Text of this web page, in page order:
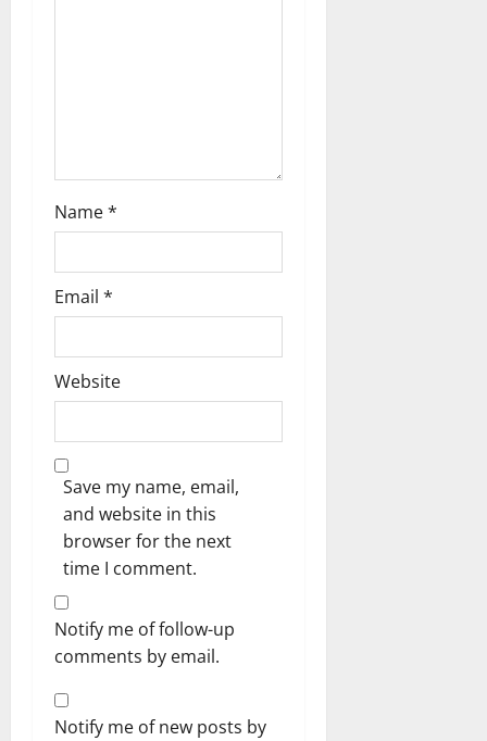
Name*
Email *
Website
Save my name, email,
and website in this
browser for the next
time I comment.
Notify me of follow-up
comments by email.
Notify me of new posts by